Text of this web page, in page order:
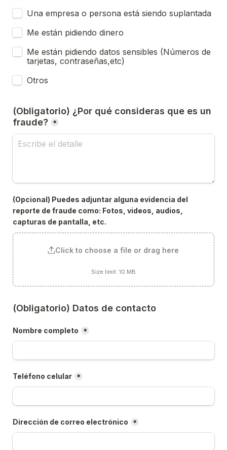
Una empresa o persona está siendo suplantada
Me están pidiendo dinero
Me están pidiendo datos sensibles (Números de
tarjetas, contraseñas,etc)
Otros
(Obligatorio) ¿Por qué consideras que es un
fraude? *
(Opcional) Puedes adjuntar alguna evidencia del
reporte de fraude como: Fotos, videos, audios,
capturas de pantalla, etc.
Click to choose a file or drag here
Size limit: 10 MB
(Obligatorio) Datos de contacto
Nombre completo *
Teléfono celular *
Dirección de correo electrónico *